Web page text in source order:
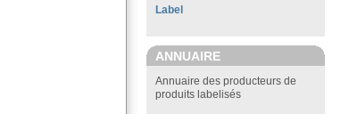
Label
ANNUAIRE
Annuaire des producteurs de
produits labelisés